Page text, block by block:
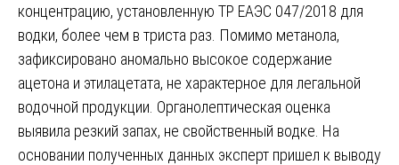
концентрацию, установленную ТР ЕАЭС 047/2018 для
водки, более чем в триста раз. Помимо метанола,
зафиксировано аномально высокое содержание
ацетона и этилацетата, не характерное для легальной
водочной продукции. Органолептическая оценка
выявила резкий запах, не свойственный водке. На
основании полученных данных эксперт пришел к выводу